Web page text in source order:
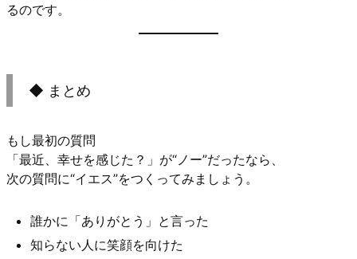
るのです。
◆ まとめ
もし最初の質問
「最近、幸せを感じた？」が“ノー”だったなら、
次の質問に“イエス”をつくってみましょう。
誰かに「ありがとう」と言った
知らない人に笑顔を向けた